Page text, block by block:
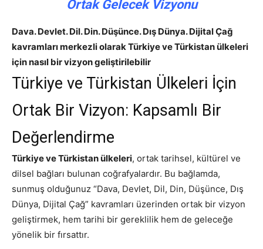
Ortak Gelecek Vizyonu
Dava. Devlet. Dil. Din. Düşünce. Dış Dünya. Dijital Çağ
kavramları merkezli olarak Türkiye ve Türkistan ülkeleri
için nasıl bir vizyon geliştirilebilir
Türkiye ve Türkistan Ülkeleri İçin
Ortak Bir Vizyon: Kapsamlı Bir
Değerlendirme
Türkiye ve Türkistan ülkeleri, ortak tarihsel, kültürel ve
dilsel bağları bulunan coğrafyalardır. Bu bağlamda,
sunmuş olduğunuz “Dava, Devlet, Dil, Din, Düşünce, Dış
Dünya, Dijital Çağ” kavramları üzerinden ortak bir vizyon
geliştirmek, hem tarihi bir gereklilik hem de geleceğe
yönelik bir fırsattır.